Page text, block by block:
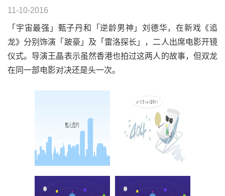
11-10-2016
「宇宙最强」甄子丹和「逆龄男神」刘德华，在新戏《追
龙》分别饰演「跛豪」及「雷洛探长」，二人出席电影开镜
仪式。导演王晶表示虽然香港也拍过这两人的故事，但双龙
在同一部电影对决还是头一次。